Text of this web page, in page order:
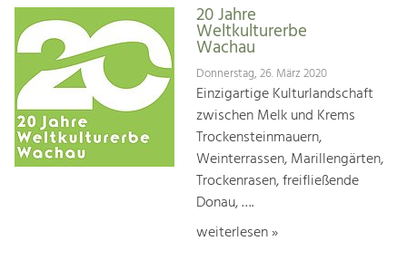
20 Jahre
Weltkulturerbe
Wachau
Donnerstag, 26. März 2020
Einzigartige Kulturlandschaft
zwischen Melk und Krems
Trockensteinmauern,
Weinterrassen, Marillengärten,
Trockenrasen, freifließende
Donau, ….
weiterlesen »